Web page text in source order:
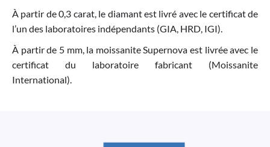
À partir de 0,3 carat, le diamant est livré avec le certificat de
l’un des laboratoires indépendants (GIA, HRD, IGI).
À partir de 5 mm, la moissanite Supernova est livrée avec le
certificat du laboratoire fabricant (Moissanite
International).